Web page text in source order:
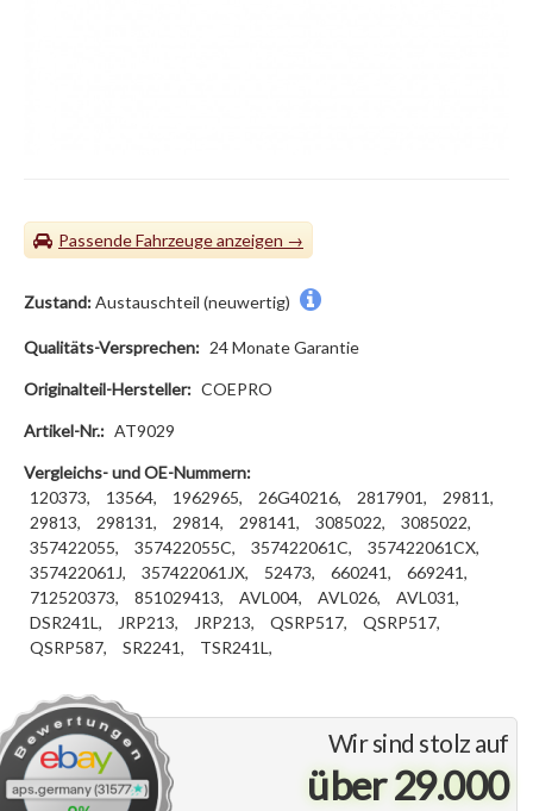
Passende Fahrzeuge
Wir sind stolz auf
über 29.000
Zustand:Austauschteil (neuwertig)
Qualitäts-Versprechen: 24 Monate Garantie
Originalteil-Hersteller: COEPRO
Artikel-Nr.: AT9029
Vergleichs- und OE-Nummern:
120373,
13564, 1962965, 26G40216, 2817901,
29811,
29813,
298131, 29814, 298141, 3085022,
3085022,
357422055,
357422055C, 357422061C,
357422061CX,
357422061J,
357422061JX, 52473, 660241,
669241,
712520373,
851029413, AVL004, AVL026,
AVL031,
DSR241L,
JRP213, JRP213, QSRP517,
QSRP517,
QSRP587,
SR2241, TSR241L,